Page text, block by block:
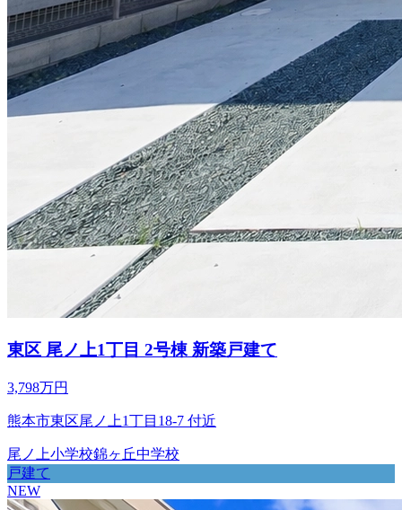
東区 尾ノ上1丁目 2号棟 新築戸建て
3,798万円
熊本市東区尾ノ上1丁目18-7 付近
尾ノ上小学校錦ヶ丘中学校
戸建て
NEW